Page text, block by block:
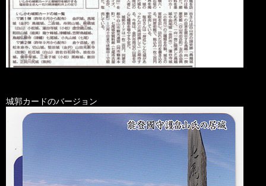
城郭カードのバージョン